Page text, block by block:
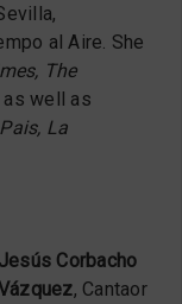
al Aire. She
The
as well as
La
Jesús Corbacho
, Cantaor